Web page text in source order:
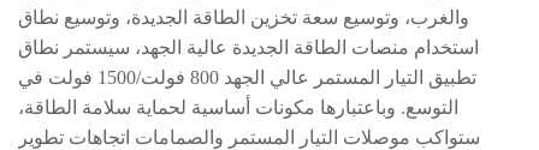
والغرب، وتوسيع سعة تخزين الطاقة الجديدة، وتوسيع نطاق
استخدام منصات الطاقة الجديدة عالية الجهد، سيستمر نطاق
تطبيق التيار المستمر عالي الجهد 800 فولت/1500 فولت في
التوسع. وباعتبارها مكونات أساسية لحماية سلامة الطاقة،
ستواكب موصلات التيار المستمر والصمامات اتجاهات تطوير